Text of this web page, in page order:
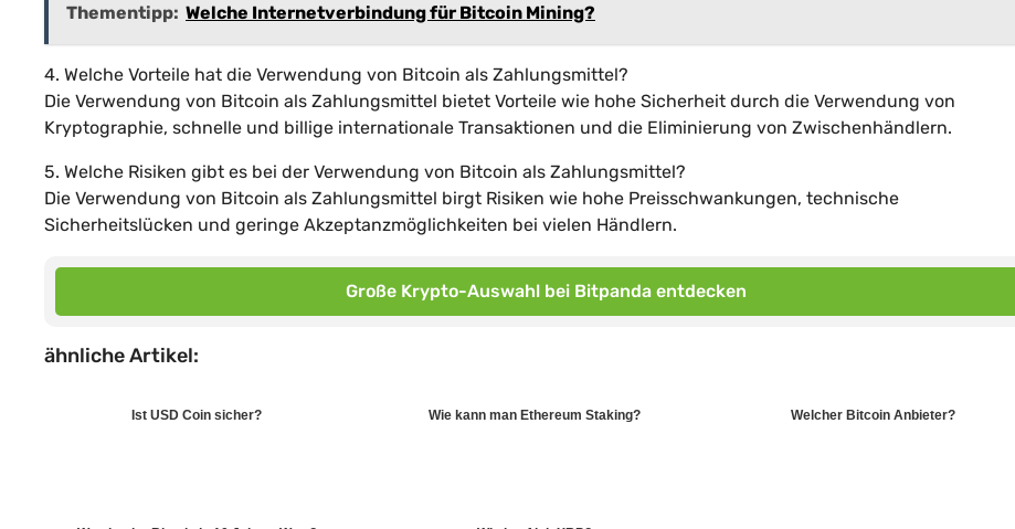
Thementipp: Welche Internetverbindung für Bitcoin Mining?
4. Welche Vorteile hat die Verwendung von Bitcoin als Zahlungsmittel?
Die Verwendung von Bitcoin als Zahlungsmittel bietet Vorteile wie hohe Sicherheit durch die Verwendung von
Kryptographie, schnelle und billige internationale Transaktionen und die Eliminierung von Zwischenhändlern.
5. Welche Risiken gibt es bei der Verwendung von Bitcoin als Zahlungsmittel?
Die Verwendung von Bitcoin als Zahlungsmittel birgt Risiken wie hohe Preisschwankungen, technische
Sicherheitslücken und geringe Akzeptanzmöglichkeiten bei vielen Händlern.
Große Krypto-Auswahl bei Bitpanda entdecken
ähnliche Artikel:
Ist USD Coin sicher? Wie kann man Ethereum Staking? Welcher Bitcoin Anbieter?